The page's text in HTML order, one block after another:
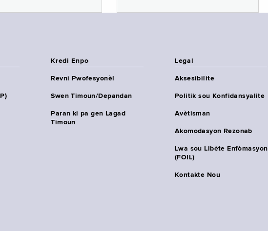
Kredi Enpo
Revni Pwofesyonèl
Swen Timoun/Depandan
Paran ki pa gen Lagad
Timoun
Legal
Aksesibilite
Politik sou Konfidansyalite
Avètisman
Akomodasyon Rezonab
Lwa sou Libète Enfòmasyon
(FOIL)
Kontakte Nou